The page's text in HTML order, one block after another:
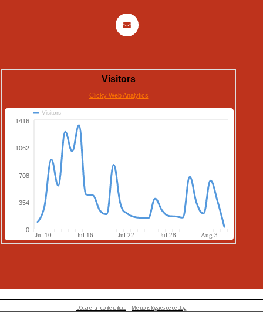
Déclarer un contenu illicite | Mentions légales de ce blog